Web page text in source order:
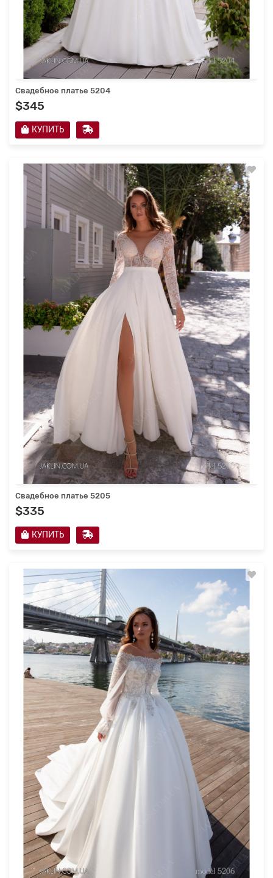
Свадебное платье 5204
$345
КУПИТЬ
Свадебное платье 5205
$335
КУПИТЬ